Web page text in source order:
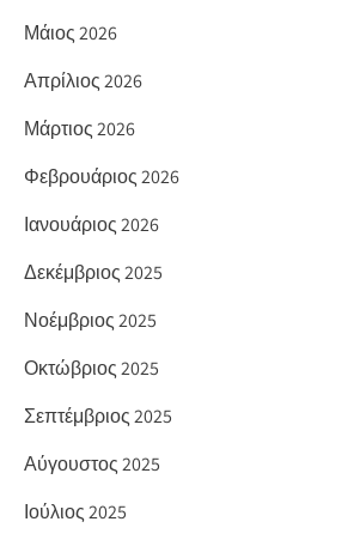
Μάιος 2026
Απρίλιος 2026
Μάρτιος 2026
Φεβρουάριος 2026
Ιανουάριος 2026
Δεκέμβριος 2025
Νοέμβριος 2025
Οκτώβριος 2025
Σεπτέμβριος 2025
Αύγουστος 2025
Ιούλιος 2025